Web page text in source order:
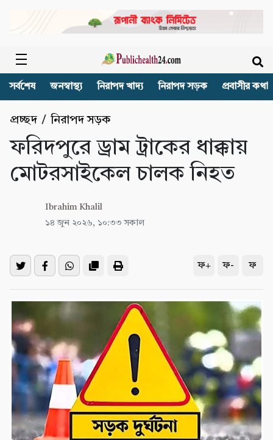
সর্বশেষ জনস্বাস্থ্য নিরাপদ খাদ্য নিরাপদ সড়ক প্রবাসীর কথা
প্রচ্ছদ /নিরাপদ সড়ক
ফরিদপুরে ড্রাম ট্রাকের ধাক্কায়
মোটরসাইকেল চালক নিহত
Ibrahim Khalil
১৪ জুন ২০২৬, ১০:৩৩ সকাল
ফ+ ফ- ফ